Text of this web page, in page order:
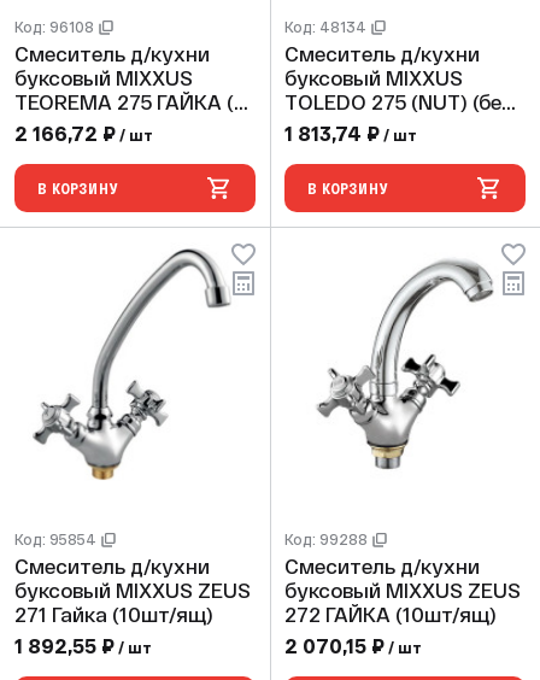
Код: 96108
Смеситель д/кухни
буксовый MIXXUS
TEOREMA 275 ГАЙКА (10
шт/ящ)
2 166,72 ₽ / шт
В КОРЗИНУ
Код: 48134
Смеситель д/кухни
буксовый MIXXUS
TOLEDO 275 (NUT) (без
подводки) (12 шт/ящ)
1 813,74 ₽ / шт
В КОРЗИНУ
Код: 95854
Смеситель д/кухни
буксовый MIXXUS ZEUS
271 Гайка (10шт/ящ)
1 892,55 ₽ / шт
Код: 99288
Смеситель д/кухни
буксовый MIXXUS ZEUS
272 ГАЙКА (10шт/ящ)
2 070,15 ₽ / шт